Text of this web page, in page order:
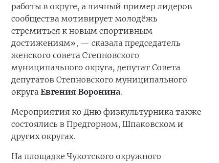
работы в округе, а личный пример лидеров
сообщества мотивирует молодёжь
стремиться к новым спортивным
достижениям», — сказала председатель
женского совета Степновского
муниципального округа, депутат Совета
депутатов Степновского муниципального
округа Евгения Воронина.
Мероприятия ко Дню физкультурника также
состоялись в Предгорном, Шпаковском и
других округах.
На площадке Чукотского окружного